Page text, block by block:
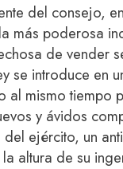
del consejo,
más poderosa
de vender
se introduce en
al mismo tiempo
y ávidos
ejército, un
altura de su